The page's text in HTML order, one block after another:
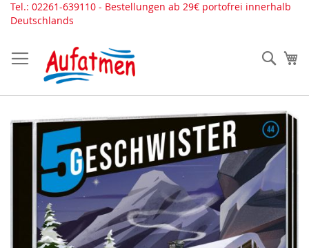
Direkt
zum
Tel.: 02261-639110 - Bestellungen ab 29€ portofrei innerhalb
Deutschlands
Bildergalerie
springen